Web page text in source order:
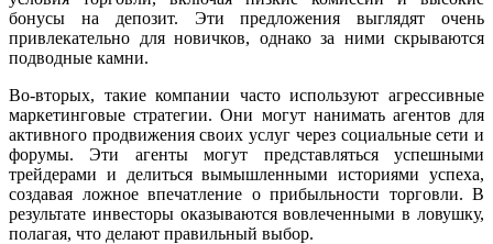
бонусы на депозит. Эти предложения выглядят очень
привлекательно для новичков, однако за ними скрываются
подводные камни.
Во-вторых, такие компании часто используют агрессивные
маркетинговые стратегии. Они могут нанимать агентов для
активного продвижения своих услуг через социальные сети и
форумы. Эти агенты могут представляться успешными
трейдерами и делиться вымышленными историями успеха,
создавая ложное впечатление о прибыльности торговли. В
результате инвесторы оказываются вовлеченными в ловушку,
полагая, что делают правильный выбор.